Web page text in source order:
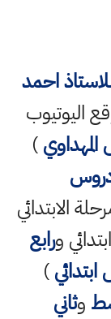
احمد
اليوتيوب
)
الابتدائي
ورابع
)
وثاني